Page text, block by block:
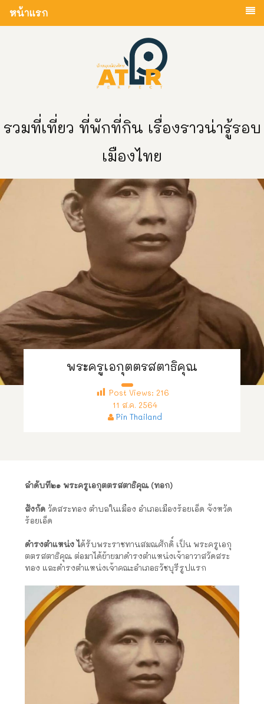
หน้าแรก
รวมที่เที่ยว ที่พักที่กิน เรื่องราวน่ารู้รอบ
เมืองไทย
พระครูเอกุตตรสตาธิคุณ
Post Views: 216
11 ส.ค. 2564
Pin Thailand
ลำดับที่๒๑ พระครูเอกุตตรสตาธิคุณ (ทอก)
สังกัด วัดสระทอง ตำบลในเมือง อำเภอเมืองร้อยเอ็ด จังหวัด
ร้อยเอ็ด
ดำรงตำแหน่ง ได้รับพระราชทานสมณศักดิ์ เป็น พระครูเอกุ
ตตรสตาธิคุณ ต่อมาได้ย้ายมาดำรงตำแหน่งเจ้าอาวาสวัดสระ
ทอง และดำรงตำแหน่งเจ้าคณะอำเภอธวัชบุรีรูปแรก